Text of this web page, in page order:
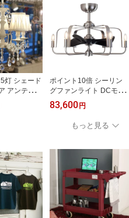
SSES グラス UVカット
レンズ 紫外線対策 Glass
灯 シェード
アンティー
ア 照明器
ンティー
ポイント10倍 シーリン
グファンライト DCモー
ター ファンデリア FAND
ELIER ファンデリア フ
ァンデリア シリーズ DC
モーター FANDELIER as
れ 大風量 LED 電球色 6
灯 小型 ファンデリア オ
ーブ mu-ra
83,600 円
もっと見る